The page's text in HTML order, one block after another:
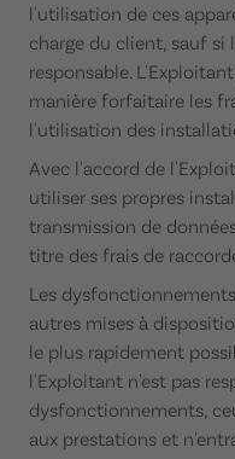
l'utilisation de ces
charge du client, sauf
responsable.
manière forfaitaire les
l'utilisation des
Avec l'accord de
utiliser ses propres
transmission de
titre des frais de
Les
autres mises à
le plus rapidement
l'Exploitant n'est pas
dysfonctionnements,
aux prestations et